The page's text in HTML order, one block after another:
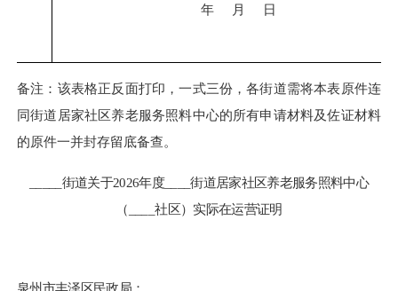
年 月 日
备注：该表格正反面打印，一式三份，各街道需将本表原件连
同街道居家社区养老服务照料中心的所有申请材料及佐证材料
的原件一并封存留底备查。
街道关于2026年度____街道居家社区养老服务照料中心
（
____社区）实际在运营证明
泉州市丰泽区民政局：